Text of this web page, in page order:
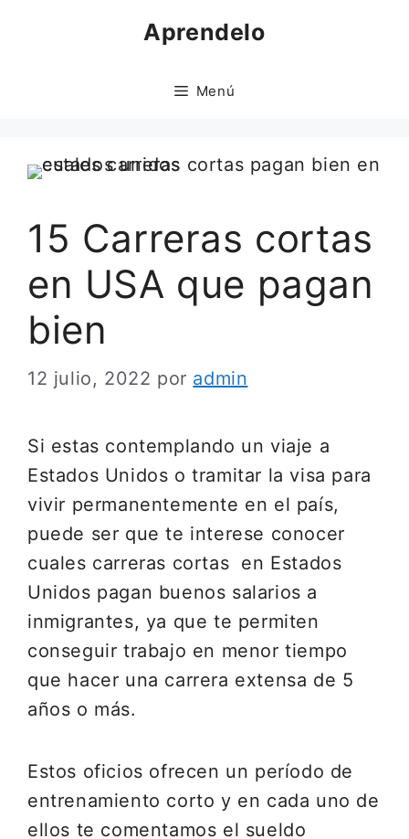
Aprendelo
Menú
15 Carreras cortas
en USA que pagan
bien
12 julio, 2022 por admin
Si estas contemplando un viaje a
Estados Unidos o tramitar la visa para
vivir permanentemente en el país,
puede ser que te interese conocer
cuales carreras cortas en Estados
Unidos pagan buenos salarios a
inmigrantes, ya que te permiten
conseguir trabajo en menor tiempo
que hacer una carrera extensa de 5
años o más.
Estos oficios ofrecen un período de
entrenamiento corto y en cada uno de
ellos te comentamos el sueldo